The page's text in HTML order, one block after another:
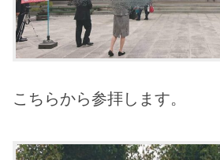
こちらから参拝します。